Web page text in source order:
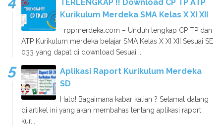
TERLENGKAP !! Download CP TP ATP
Kurikulum Merdeka SMA Kelas X XI XII
rppmerdeka.com – Unduh lengkap CP TP dan
ATP Kurikulum merdeka belajar SMA Kelas X XI XII Sesuai SE
033 yang dapat di download Sesuai ...
Aplikasi Raport Kurikulum Merdeka
SD
Halo! Bagaimana kabar kalian ? Selamat datang
di artikel ini yang akan membahas tentang aplikasi raport
kur...